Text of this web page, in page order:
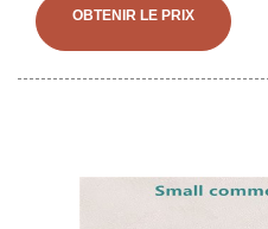
solvant pour extraire l'huile du
OBTENIR LE PRIX